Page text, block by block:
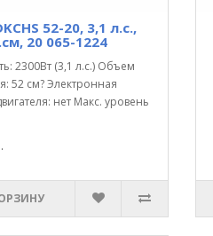
52-20, 3,1 л.с.,
20 065-1224
2300Вт (3,1 л.с.) Объем
52 см? Электронная
нет Макс. уровень